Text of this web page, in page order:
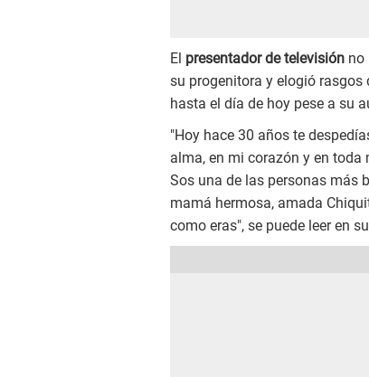
El presentador de televisión no
su progenitora y elogió
hasta el día de hoy pese a su
"Hoy hace 30 años te
alma, en mi corazón y en toda
Sos una de las personas más
mamá hermosa, amada
como eras", se puede leer en